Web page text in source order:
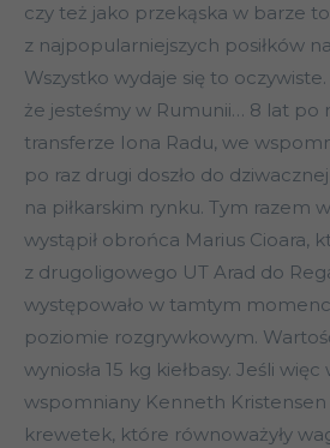
czy też jako przekąska w barze
z najpopularniejszych posiłków
Wszystko wydaje się to
że jesteśmy w Rumunii… 8 lat po
transferze Iona Radu, we
po raz drugi doszło do
na piłkarskim rynku. Tym razem
wystąpił obrońca Marius Cioara,
z drugoligowego UT Arad do
występowało w tamtym
poziomie rozgrywkowym.
wyniosła 15 kg kiełbasy. Jeśli
wspomniany Kenneth Kristensen
krewetek, które równoważyły